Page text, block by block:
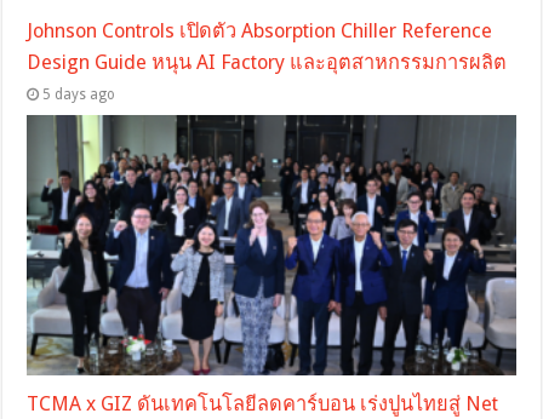
Johnson Controls เปิดตัว Absorption Chiller Reference
Design Guide หนุน AI Factory และอุตสาหกรรมการผลิต
5 days ago
TCMA x GIZ ดันเทคโนโลยีลดคาร์บอน เร่งปูนไทยสู่ Net